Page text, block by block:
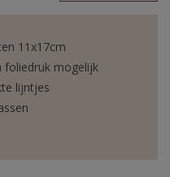
11x17cm
foliedruk mogelijk
lijntjes